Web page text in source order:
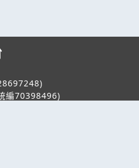
編70398496)